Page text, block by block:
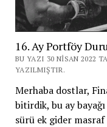
16. Ay Portföy
BU YAZI 30 NISAN 2022
YAZILMIŞTIR.
Merhaba dostlar,
bitirdik, bu ay
sürü ek gider